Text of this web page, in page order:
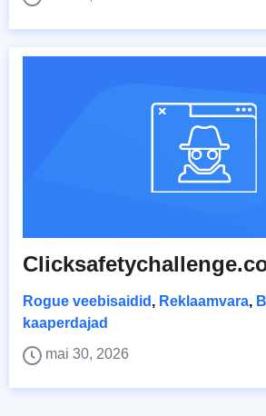
Rogue veebisaidid , Reklaamvara,
kaaperdajad
mai 30, 2026